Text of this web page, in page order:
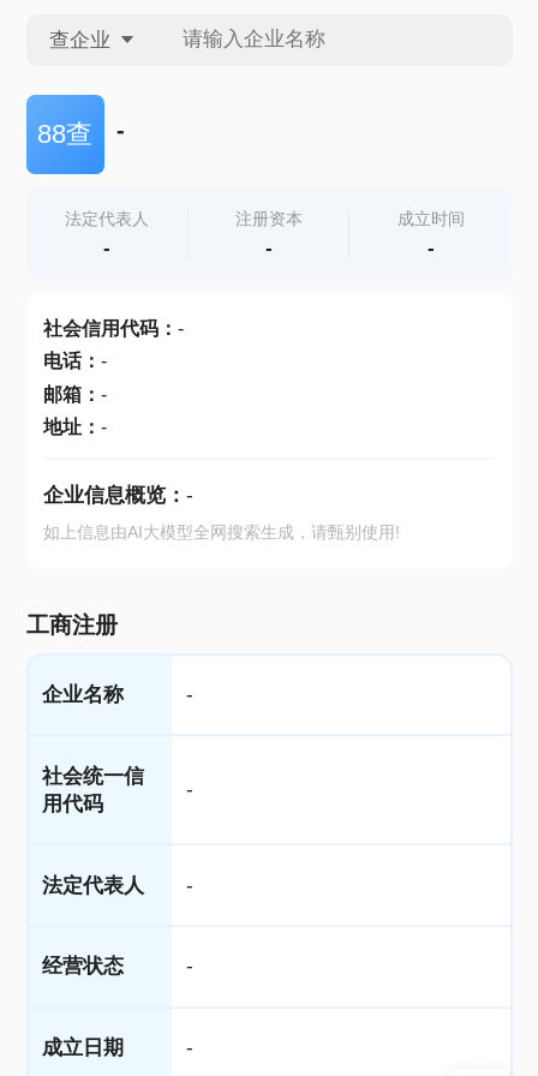
查企业
查企业
查产地
88查 -
法定代表人
-
注册资本
-
成立时间
-
社会信用代码： -
电话： -
邮箱： -
地址： -
企业信息概览： -
如上信息由AI大模型全网搜索生成，请甄别使用!
工商注册
企业名称 -
社会统一信
用代码
-
法定代表人 -
经营状态 -
成立日期 -